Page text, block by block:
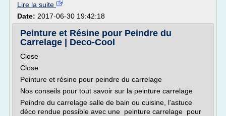
Lire la suite
Date: 2017-06-30 19:42:18
Peinture et Résine pour Peindre du
Carrelage | Deco-Cool
Close
Close
Peinture et résine pour peindre du carrelage
Nos conseils pour tout savoir sur la peinture carrelage
Peindre du carrelage salle de bain ou cuisine, l'astuce
déco rendue possible avec une peinture carrelage pour